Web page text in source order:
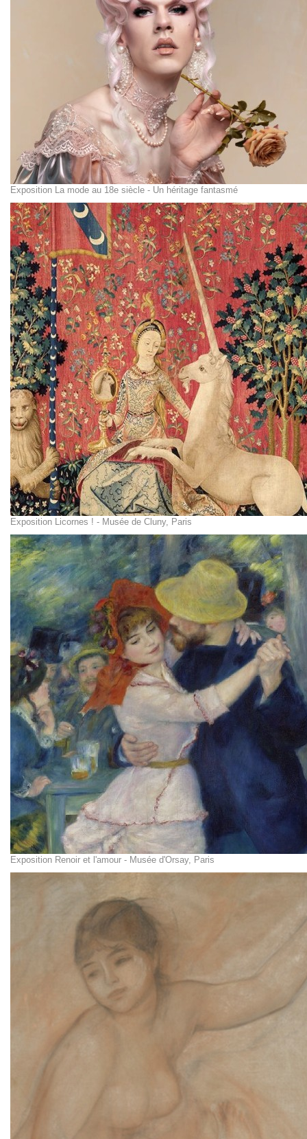
Exposition La mode au 18e siècle - Un héritage fantasmé
Exposition Licornes ! - Musée de Cluny, Paris
Exposition Renoir et l'amour - Musée d'Orsay, Paris